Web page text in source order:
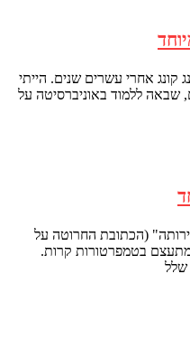
קונג אחרי עשרים שנים. הייתי
שבאה ללמוד באוניברסיטה על
(הכתובת החרוטה על
מתעצם בטמפרטורות קרות.
שלל